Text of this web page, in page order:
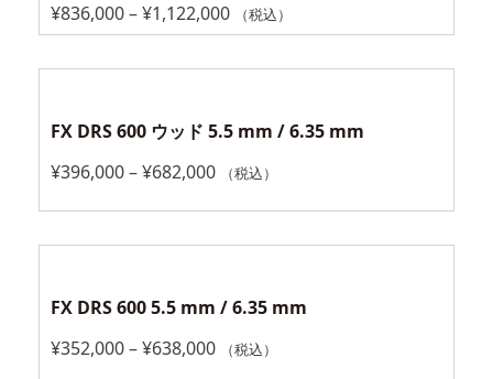
¥836,000–¥1,122,000 （税込）
FX DRS 600 ウッド 5.5 mm / 6.35 mm
¥396,000–¥682,000 （税込）
FX DRS 600 5.5 mm / 6.35 mm
¥352,000–¥638,000 （税込）